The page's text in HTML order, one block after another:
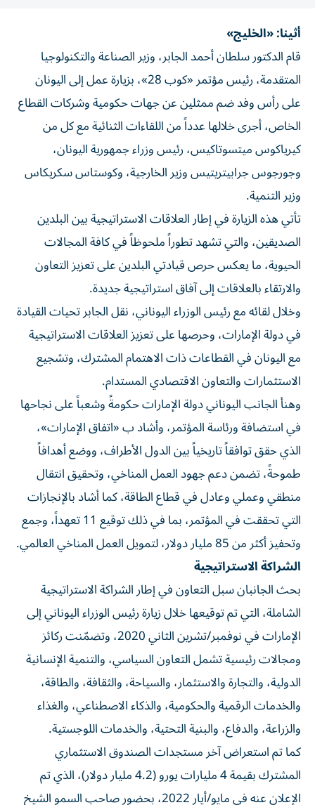
أثينا: «الخليج»
قام الدكتور سلطان أحمد الجابر، وزير الصناعة والتكنولوجيا
المتقدمة، رئيس مؤتمر «كوب 28»، بزيارة عمل إلى اليونان
على رأس وفد ضم ممثلين عن جهات حكومية وشركات القطاع
الخاص، أجرى خلالها عدداً من اللقاءات الثنائية مع كل من
كيرياكوس ميتسوتاكيس، رئيس وزراء جمهورية اليونان،
وجورجوس جرابيتريتيس وزير الخارجية، وكوستاس سكريكاس
وزير التنمية.
تأتي هذه الزيارة في إطار العلاقات الاستراتيجية بين البلدين
الصديقين، والتي تشهد تطوراً ملحوظاً في كافة المجالات
الحيوية، ما يعكس حرص قيادتي البلدين على تعزيز التعاون
والارتقاء بالعلاقات إلى آفاق استراتيجية جديدة.
وخلال لقائه مع رئيس الوزراء اليوناني، نقل الجابر تحيات القيادة
في دولة الإمارات، وحرصها على تعزيز العلاقات الاستراتيجية
مع اليونان في القطاعات ذات الاهتمام المشترك، وتشجيع
الاستثمارات والتعاون الاقتصادي المستدام.
وهنأ الجانب اليوناني دولة الإمارات حكومةً وشعباً على نجاحها
في استضافة ورئاسة المؤتمر، وأشاد ب «اتفاق الإمارات»،
الذي حقق توافقاً تاريخياً بين الدول الأطراف، ووضع أهدافاً
طموحةً، تضمن دعم جهود العمل المناخي، وتحقيق انتقال
منطقي وعملي وعادل في قطاع الطاقة، كما أشاد بالإنجازات
التي تحققت في المؤتمر، بما في ذلك توقيع 11 تعهداً، وجمع
وتحفيز أكثر من 85 مليار دولار، لتمويل العمل المناخي العالمي.
الشراكة الاستراتيجية
بحث الجانبان سبل التعاون في إطار الشراكة الاستراتيجية
الشاملة، التي تم توقيعها خلال زيارة رئيس الوزراء اليوناني إلى
الإمارات في نوفمبر/تشرين الثاني 2020، وتضمّنت ركائز
ومجالات رئيسية تشمل التعاون السياسي، والتنمية الإنسانية
الدولية، والتجارة والاستثمار، والسياحة، والثقافة، والطاقة،
والخدمات الرقمية والحكومية، والذكاء الاصطناعي، والغذاء
والزراعة، والدفاع، والبنية التحتية، والخدمات اللوجستية.
كما تم استعراض آخر مستجدات الصندوق الاستثماري
المشترك بقيمة 4 مليارات يورو (4.2 مليار دولار)، الذي تم
الإعلان عنه في مايو/أيار 2022، بحضور صاحب السمو الشيخ